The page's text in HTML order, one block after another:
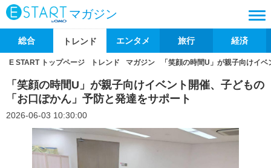
マガジン
総合 トレンド エンタメ 旅行 経済
E START トップページ トレンド マガジン 「笑顔の時間U」が親子向けイ
「笑顔の時間U」が親子向けイベント開催、子どもの
「お口ぽかん」予防と発達をサポート
2026-06-03 10:30:00